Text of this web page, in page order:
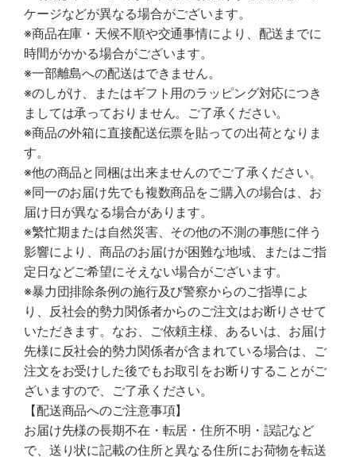
ケージなどが異なる場合がございます。
※商品在庫・天候不順や交通事情により、配送までに
時間がかかる場合がございます。
※一部離島への配送はできません。
※のしがけ、またはギフト用のラッピング対応につき
ましては承っておりません。ご了承ください。
※商品の外箱に直接配送伝票を貼っての出荷となりま
す。
※他の商品と同梱は出来ませんのでご了承ください。
※同一のお届け先でも複数商品をご購入の場合は、お
届け日が異なる場合があります。
※繁忙期または自然災害、その他の不測の事態に伴う
影響により、商品のお届けが困難な地域、またはご指
定日などご希望にそえない場合がございます。
※暴力団排除条例の施行及び警察からのご指導によ
り、反社会的勢力関係者からのご注文はお断りさせて
いただきます。なお、ご依頼主様、あるいは、お届け
先様に反社会的勢力関係者が含まれている場合は、ご
注文をお受けした後でもお取引をお断りすることがご
ざいますので、ご了承ください。
【配送商品へのご注意事項】
お届け先様の長期不在・転居・住所不明・誤記など
で、送り状に記載の住所と異なる住所にお荷物を転送